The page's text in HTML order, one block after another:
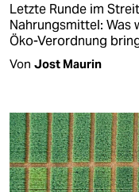
Letzte Runde im
Nahrungsmittel: Was
Öko-Verordnung
Von Jost Maurin